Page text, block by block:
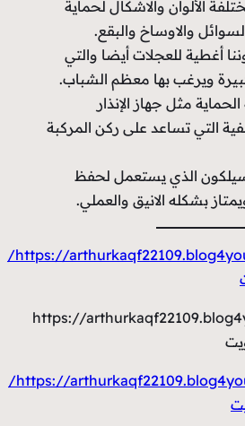
الألوان والاشكال لحماية
والاوساخ والبقع.
أغطية للعجلات أيضا والتي
ويرغب بها معظم الشباب.
مثل جهاز الإنذار
التي تساعد على ركن المركبة
الذي يستعمل لحفظ
بشكله الانيق والعملي.
https://arthurkaqf22109.blog4youth.com/23708894/
https://
https://arthurkaqf22109.blog4youth.com/23708899/